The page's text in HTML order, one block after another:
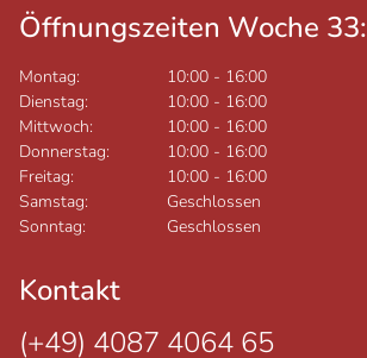
Öffnungszeiten Woche 33:
Montag: 10:00 - 16:00
Dienstag:
10:00 - 16:00
Mittwoch:
10:00 - 16:00
Donnerstag:
10:00 - 16:00
Freitag:
10:00 - 16:00
Samstag:
Geschlossen
Sonntag:
Geschlossen
Kontakt
(+49) 4087 4064 65